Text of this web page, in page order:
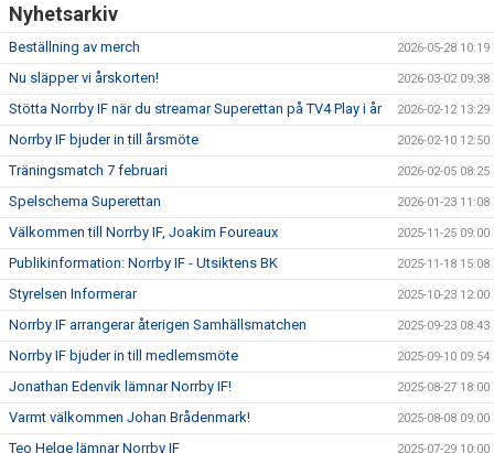
VÄRDEGRUND
Nyhetsarkiv
Beställning av merch 2026-05-28 10:19
Nu släpper vi årskorten! 2026-03-02 09:38
Stötta Norrby IF när du streamar Superettan på TV4 Play i år 2026-02-12 13:29
Norrby IF bjuder in till årsmöte 2026-02-10 12:50
Träningsmatch 7 februari 2026-02-05 08:25
Spelschema Superettan 2026-01-23 11:08
Välkommen till Norrby IF, Joakim Foureaux 2025-11-25 09:00
Publikinformation: Norrby IF - Utsiktens BK 2025-11-18 15:08
Styrelsen Informerar 2025-10-23 12:00
Norrby IF arrangerar återigen Samhällsmatchen 2025-09-23 08:43
Norrby IF bjuder in till medlemsmöte 2025-09-10 09:54
Jonathan Edenvik lämnar Norrby IF! 2025-08-27 18:00
Varmt välkommen Johan Brådenmark! 2025-08-08 09:00
Teo Helge lämnar Norrby IF 2025-07-29 10:00